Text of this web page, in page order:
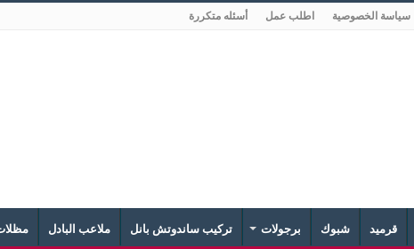
سياسة الخصوصية اطلب عمل أسئله متكررة
قرميد شبوك برجولات تركيب ساندوتش بانل ملاعب البادل